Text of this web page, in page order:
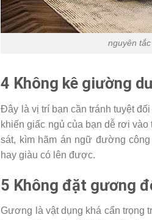
nguyên
4 Không kê giường
Đây là vị trí bạn cần tránh tuyệt
khiến giấc ngủ của bạn dễ rơi
sát, kìm hãm án ngữ đường
hay giàu có lên được.
5 Không đặt gương
Gương là vật dụng khá cẩn trọng